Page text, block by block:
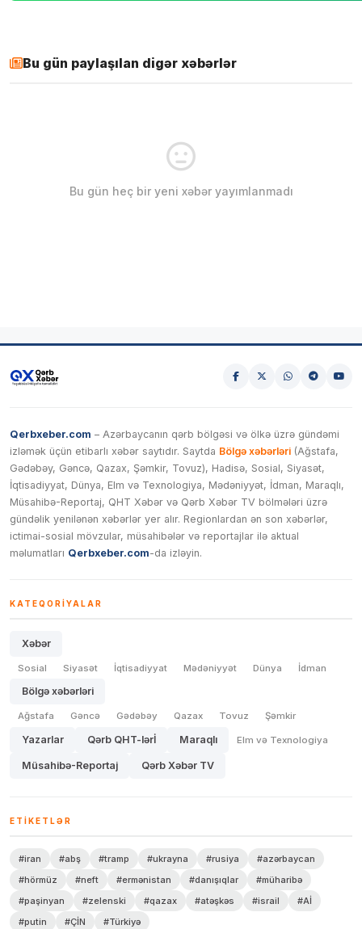
Bu gün paylaşılan digər xəbərlər
Bu gün heç bir yeni xəbər yayımlanmadı
Qerbxeber.com – Azərbaycanın qərb bölgəsi və ölkə üzrə gündəmi
izləmək üçün etibarlı xəbər saytıdır. Saytda Bölgə xəbərləri (Ağstafa,
Gədəbəy, Gəncə, Qazax, Şəmkir, Tovuz), Hadisə, Sosial, Siyasət,
İqtisadiyyat, Dünya, Elm və Texnologiya, Mədəniyyət, İdman, Maraqlı,
Müsahibə-Reportaj, QHT Xəbər və Qərb Xəbər TV bölmələri üzrə
gündəlik yenilənən xəbərlər yer alır. Regionlardan ən son xəbərlər,
ictimai-sosial mövzular, müsahibələr və reportajlar ilə aktual
məlumatları Qerbxeber.com-da izləyin.
KATEQORIYALAR
Xəbər
Sosial Siyasət İqtisadiyyat Mədəniyyət Dünya İdman
Bölgə xəbərləri
Ağstafa Gəncə Gədəbəy Qazax Tovuz Şəmkir
Yazarlar Qərb QHT-lərİ Maraqlı Elm və Texnologiya
Müsahibə-Reportaj Qərb Xəbər TV
ETIKETLƏR
#iran #abş #tramp #ukrayna #rusiya
#azərbaycan
#hörmüz
#neft #ermənistan #danışıqlar
#müharibə
#paşinyan
#zelenski #qazax #atəşkəs #israil
#Aİ
#putin
#ÇİN #Türkiyə